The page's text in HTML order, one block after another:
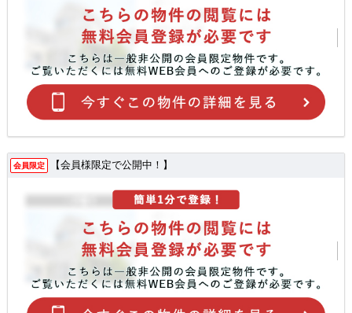
会員限定 【会員様限定で公開中！】